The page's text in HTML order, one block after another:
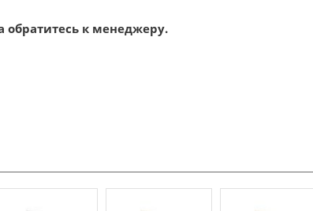
обратитесь к менеджеру.